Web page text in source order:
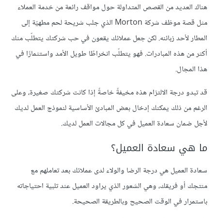
هناك العديد من القصص المتداولة حول مواقف رائعة من خدمة العملاء
مثل قصة موظف شركة Morton الذي جلب شريحة لحم مطهيّة إلى
المطار لأحد زبائنه. لكن جعل عملائك يقعون في حب شركتك يتطلّب منك
أكثر من هذه المبادرات. فهو يتطلّب انخراطًا طويل الأمد واستثمارًا في
هذا المجال.
قد تبدو درجة الالتزام هذه مخيفةً خاصةً إذا كانت شركتك صغيرة، وعلى
الرغم من ذلك يمكنك إدخال بعض المبادئ الأساسية لنموذج العمل لديك
لأجل ضمان سعادة العميل في كل مجالات العمل لديك.
ما هي سعادة العميل؟
سعادة العميل هي درجة الرضا والولاء لدى عملائك بعد تعاملهم مع
منتجك أو فريقك، وهي الشعور الذي يراود العميل عند تلبية احتياجاته
باستمرار في الوقت الصحيح وبالطريقة الصحيحة.